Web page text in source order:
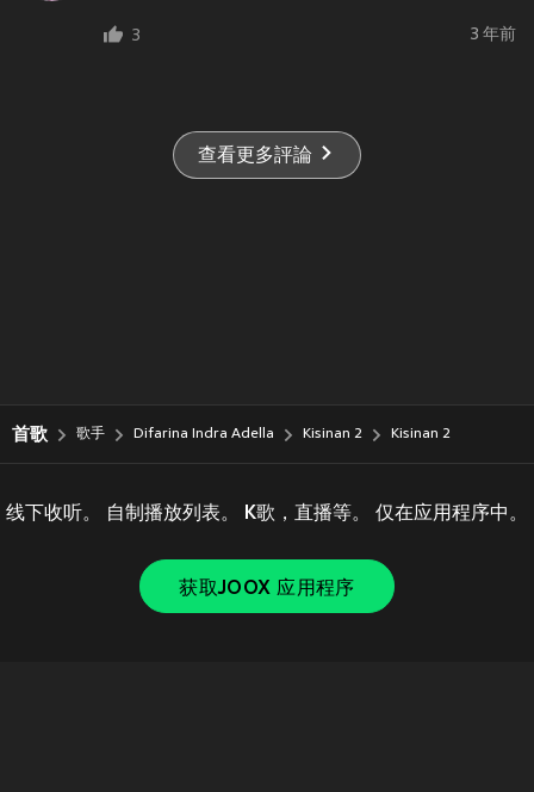
3 3 年前
查看更多評論
首歌 歌手 Difarina Indra Adella Kisinan 2 Kisinan 2
线下收听。 自制播放列表。 K歌，直播等。 仅在应用程序中。
获取JOOX 应用程序